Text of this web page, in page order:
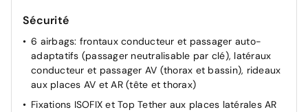
Sécurité
6 airbags: frontaux conducteur et passager auto-
adaptatifs (passager neutralisable par clé), latéraux
conducteur et passager AV (thorax et bassin), rideaux
aux places AV et AR (tête et thorax)
Fixations ISOFIX et Top Tether aux places latérales AR